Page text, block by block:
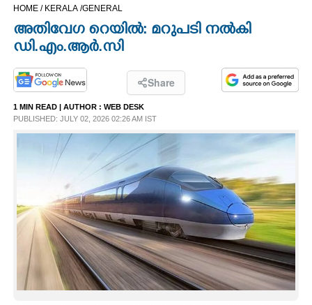
CINEMA
OPINION
PHOTOS
LIFESTYLE
INFO+
ART
ASTRO
HOME / KERALA /GENERAL
അതിവേഗ റെയിൽ: മറുപടി നൽകി
ഡി.എം.ആർ.സി
Share
1 MIN READ | AUTHOR : WEB DESK
PUBLISHED: JULY 02, 2026 02:26 AM IST